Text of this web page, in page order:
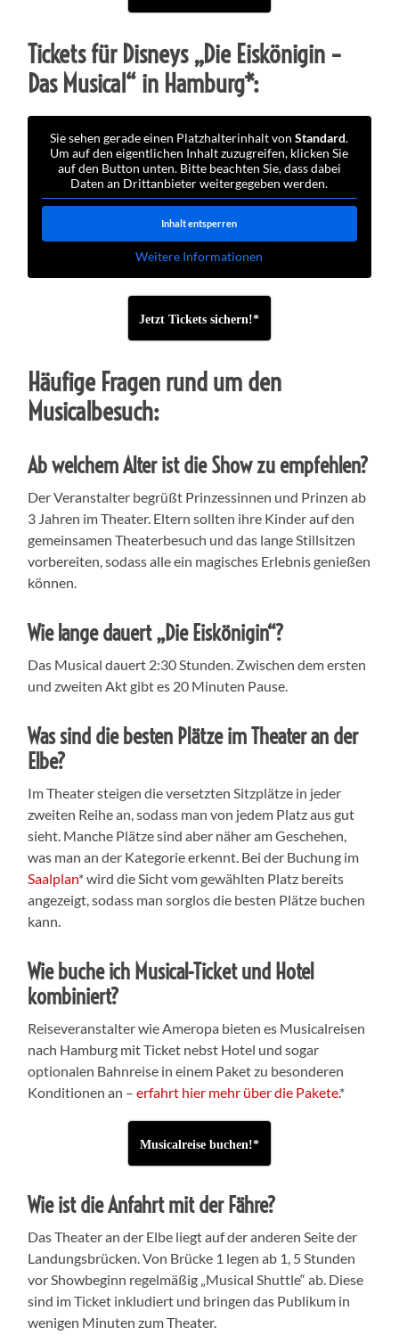
Tickets für Disneys „Die Eiskönigin –
Das Musical“ in Hamburg*:
Sie sehen gerade einen Platzhalterinhalt vonStandard.
Um auf den eigentlichen Inhalt zuzugreifen, klicken Sie
auf den Button unten. Bitte beachten Sie, dass dabei
Daten an Drittanbieter weitergegeben werden.
Inhalt entsperren
Weitere Informationen
Jetzt Tickets sichern!*
Häufige Fragen rund um den
Musicalbesuch:
Ab welchem Alter ist die Show zu empfehlen?
Der Veranstalter begrüßt Prinzessinnen und Prinzen ab
3 Jahren im Theater. Eltern sollten ihre Kinder auf den
gemeinsamen Theaterbesuch und das lange Stillsitzen
vorbereiten, sodass alle ein magisches Erlebnis genießen
können.
Wie lange dauert „Die Eiskönigin“?
Das Musical dauert 2:30 Stunden. Zwischen dem ersten
und zweiten Akt gibt es 20 Minuten Pause.
Was sind die besten Plätze im Theater an der
Elbe?
Im Theater steigen die versetzten Sitzplätze in jeder
zweiten Reihe an, sodass man von jedem Platz aus gut
sieht. Manche Plätze sind aber näher am Geschehen,
was man an der Kategorie erkennt. Bei der Buchung im
Saalplan* wird die Sicht vom gewählten Platz bereits
angezeigt, sodass man sorglos die besten Plätze buchen
kann.
Wie buche ich Musical-Ticket und Hotel
kombiniert?
Reiseveranstalter wie Ameropa bieten es Musicalreisen
nach Hamburg mit Ticket nebst Hotel und sogar
optionalen Bahnreise in einem Paket zu besonderen
Konditionen an –erfahrt hier mehr über die Pakete.*
Musicalreise buchen!*
Wie ist die Anfahrt mit der Fähre?
Das Theater an der Elbe liegt auf der anderen Seite der
Landungsbrücken. Von Brücke 1 legen ab 1, 5 Stunden
vor Showbeginn regelmäßig „Musical Shuttle“ ab. Diese
sind im Ticket inkludiert und bringen das Publikum in
wenigen Minuten zum Theater.